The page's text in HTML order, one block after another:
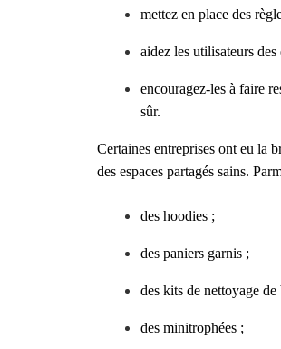
mettez en place des
aidez les utilisateurs
encouragez-les à faire
sûr.
Certaines entreprises ont eu la
des espaces partagés sains.
des hoodies ;
des paniers garnis ;
des kits de nettoyage de
des minitrophées ;